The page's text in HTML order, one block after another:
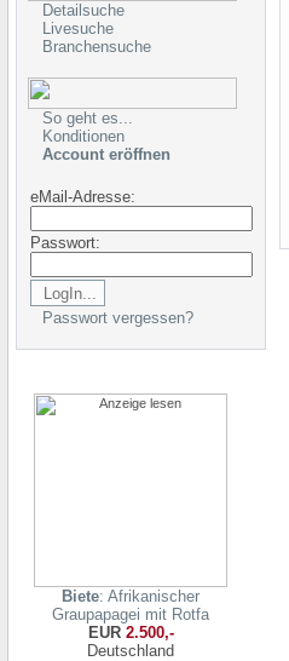
Detailsuche
Livesuche
Branchensuche
So geht es...
Konditionen
Account eröffnen
eMail-Adresse:
Passwort:
Passwort vergessen?
Biete: Afrikanischer
Graupapagei mit Rotfa
EUR2.500,-
Deutschland